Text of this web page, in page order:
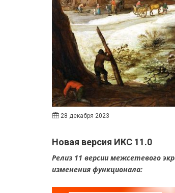
28 декабря 2023
Новая версия ИКС 11.0
Релиз 11 версии межсетевого
изменения функционала: